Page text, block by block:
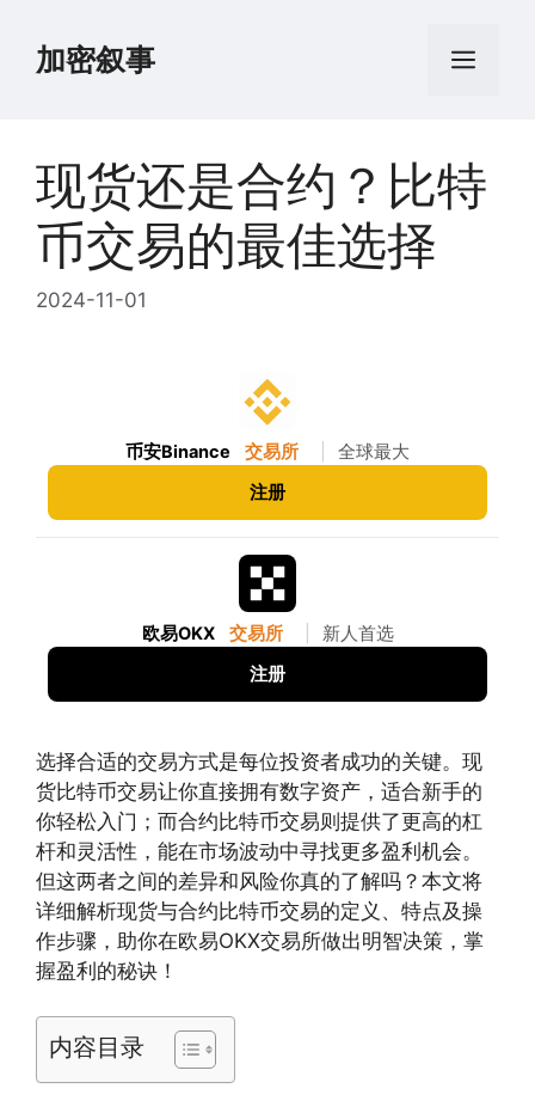
加密叙事 菜
现货还是合约？比特
币交易的最佳选择
2024-11-01
币安Binance 交易所 全球最大
注册
欧易OKX 交易所 新人首选
注册
选择合适的交易方式是每位投资者成功的关键。现
货比特币交易让你直接拥有数字资产，适合新手的
你轻松入门；而合约比特币交易则提供了更高的杠
杆和灵活性，能在市场波动中寻找更多盈利机会。
但这两者之间的差异和风险你真的了解吗？本文将
详细解析现货与合约比特币交易的定义、特点及操
作步骤，助你在欧易OKX交易所做出明智决策，掌
握盈利的秘诀！
内容目录